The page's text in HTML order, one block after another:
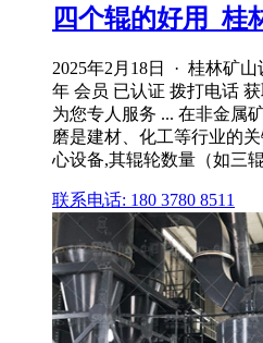
四个辊的好用_桂
2025年2月18日 · 桂林矿
年 会员 已认证 拨打电话
为您专人服务 ... 在非金属
磨是建材、化工等行业的
心设备,其辊轮数量（如三
联系电话: 180 3780 8511